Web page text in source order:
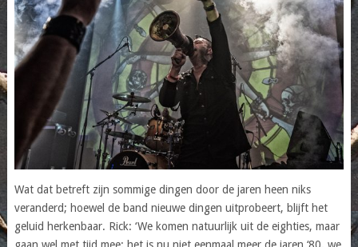
Wat dat betreft zijn sommige dingen door de jaren heen niks
veranderd; hoewel de band nieuwe dingen uitprobeert, blijft het
geluid herkenbaar. Rick: ‘We komen natuurlijk uit de eighties, maar
gaan wel met tijd mee; het is nu niet eenmaal meer de jaren ‘80, we